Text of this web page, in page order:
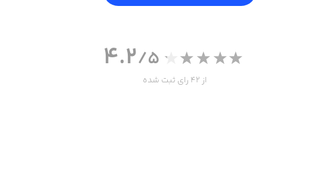
4.2/5
از 42 رای ثبت شده